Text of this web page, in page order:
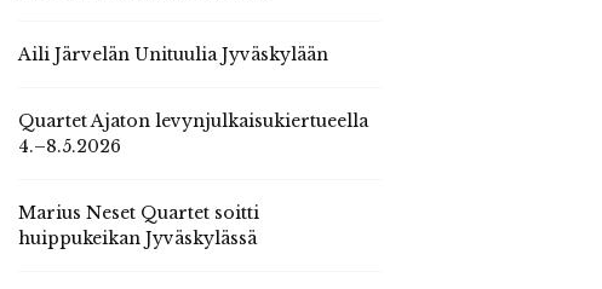
Aili Järvelän Unituulia Jyväskylään
Quartet Ajaton levynjulkaisukiertueella
4.–8.5.2026
Marius Neset Quartet soitti
huippukeikan Jyväskylässä